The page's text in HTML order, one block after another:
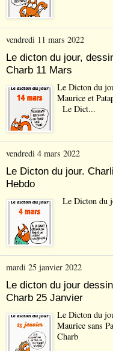
vendredi 11 mars 2022
Le dicton du jour,
Charb 11 Mars
Le Dicton du
Maurice et
Le Dict...
vendredi 4 mars 2022
Le Dicton du jour.
Hebdo
Le Dicton du
mardi 25 janvier 2022
Le dicton du jour
Charb 25 Janvier
Le Dicton du
Maurice sans
Charb